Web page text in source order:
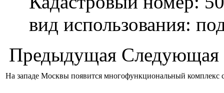
вид использования:
Предыдущая Следующая
На западе Москвы появится многофункциональный комплекс